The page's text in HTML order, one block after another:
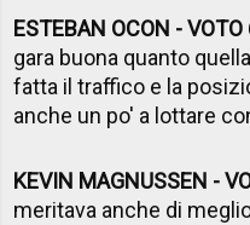
ESTEBAN OCON - VOTO
gara buona quanto
fatta il traffico e la
anche un po' a lottare
KEVIN MAGNUSSEN -
meritava anche di